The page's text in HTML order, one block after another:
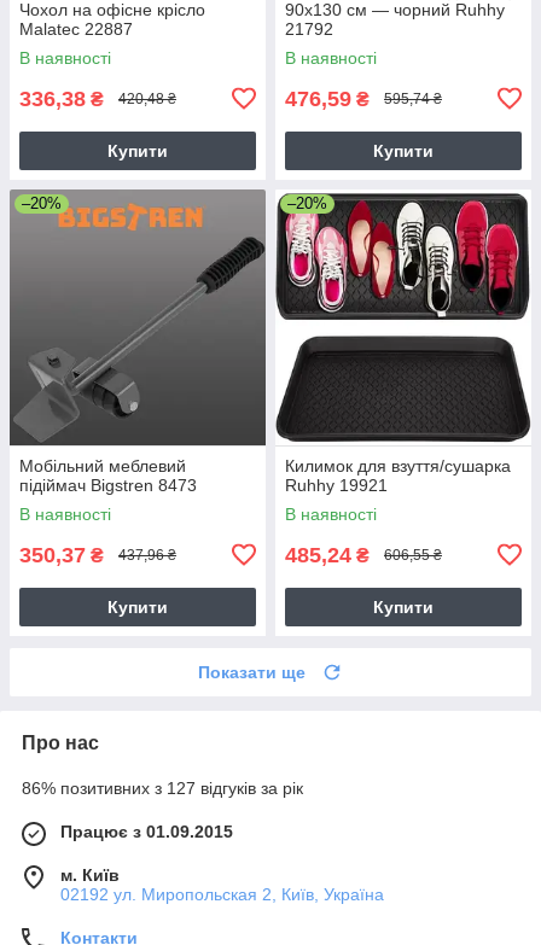
Чохол на офісне крісло
Malatec 22887
В наявності
336,38 ₴ 420,48 ₴
Купити
90х130 см — чорний Ruhhy
21792
В наявності
476,59 ₴ 595,74 ₴
Купити
–20%
Мобільний меблевий
підіймач Bigstren 8473
В наявності
350,37 ₴ 437,96 ₴
Купити
–20%
Килимок для взуття/сушарка
Ruhhy 19921
В наявності
485,24 ₴ 606,55 ₴
Купити
Показати ще
Про нас
86% позитивних з 127 відгуків за рік
Працює з 01.09.2015
м. Київ
02192 ул. Миропольская 2, Київ, Україна
Контакти